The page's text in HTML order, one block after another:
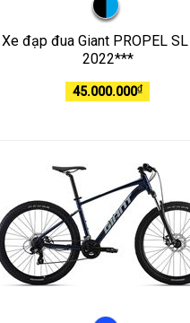
Xe đạp đua Giant PROPEL
2022***
45.000.000₫